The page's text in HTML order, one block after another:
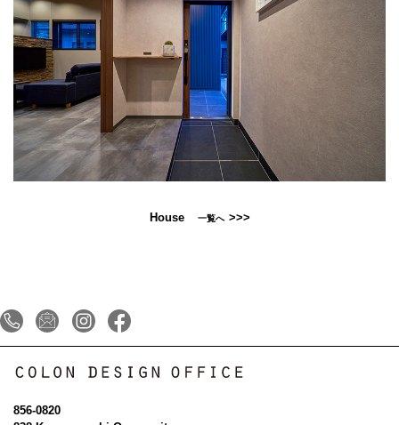
House 一覧へ >>>
856-0820